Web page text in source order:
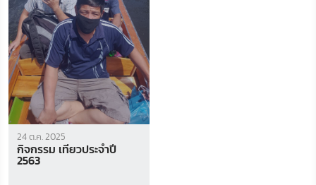
24 ต.ค. 2025
กิจกรรม เที่ยวประจำปี
2563